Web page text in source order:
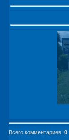
Всего комментариев: 0